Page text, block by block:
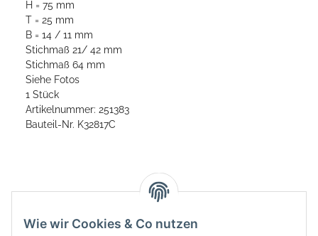
Wie wir Cookies & Co nutzen
H = 75 mm
T = 25 mm
B = 14 / 11 mm
Stichmaß 21/ 42 mm
Stichmaß 64 mm
Siehe Fotos
1 Stück
Artikelnummer: 251383
Bauteil-Nr. K32817C